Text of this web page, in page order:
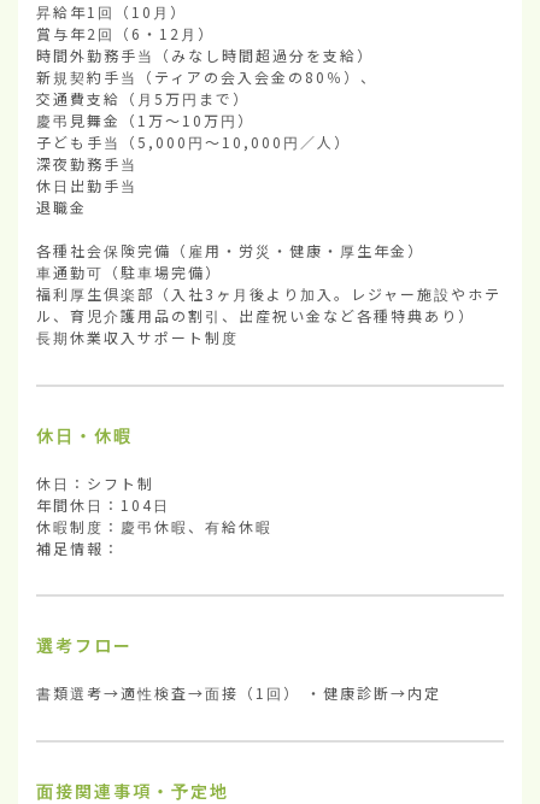
昇給年1回（10月）
賞与年2回（6・12月）
時間外勤務手当（みなし時間超過分を支給）
新規契約手当（ティアの会入会金の80％）、
交通費支給（月5万円まで）
慶弔見舞金（1万〜10万円）
子ども手当（5,000円〜10,000円／人）
深夜勤務手当
休日出勤手当
退職金
各種社会保険完備（雇用・労災・健康・厚生年金）
車通勤可（駐車場完備）
福利厚生倶楽部（入社3ヶ月後より加入。レジャー施設やホテ
ル、育児介護用品の割引、出産祝い金など各種特典あり）
長期休業収入サポート制度
休日・休暇
休日：シフト制
年間休日：104日
休暇制度：慶弔休暇、有給休暇
補足情報：
選考フロー
書類選考→適性検査→面接（1回） ・健康診断→内定
面接関連事項・予定地